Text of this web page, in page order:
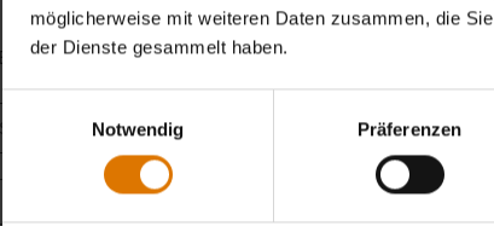
möglicherweise mit weiteren Daten zusammen, die
der Dienste gesammelt haben.
Einwilligungsauswahl
Notwendig
Präferenzen